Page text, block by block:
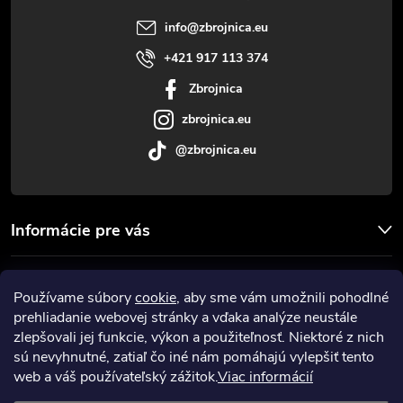
Používame súborycookie, aby sme vám umožnili pohodlné
prehliadanie webovej stránky a vďaka analýze neustále
zlepšovali jej funkcie, výkon a použiteľnosť. Niektoré z nich
sú nevyhnutné, zatiaľ čo iné nám pomáhajú vylepšiť tento
web a váš používateľský zážitok.Viac informácií
Informácie pre vás
Prijímame online platby
info@zbrojnica.eu
+421 917 113 374
Zbrojnica
zbrojnica.eu
@zbrojnica.eu